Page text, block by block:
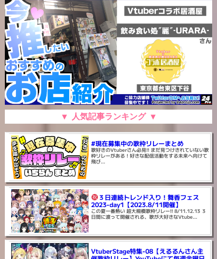
▼ 人気記事ランキング ▼
#現在募集中の歌枠リレーまとめ
歌好きのVtuberさん必見!! まだ見つけきれていない歌
枠リレーがある！好きな配信活動をする未来へ向けて
飛び...
３日連続トレンド入り！舞香フェス
2023-day1【2023.8/11開催】
この夏一番熱い 超大規模歌枠リレー!! 8/11.12.13 ３
日間に渡って開催される、歌が大好きなVtube...
VtuberStage特集-08【えるるんさん主